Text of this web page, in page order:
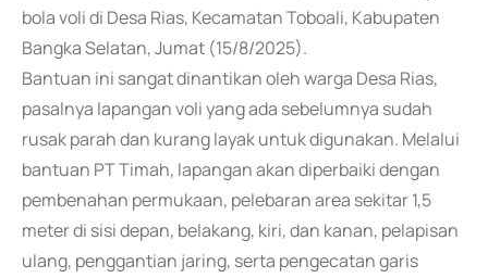
bola voli di Desa Rias, Kecamatan Toboali, Kabupaten
Bangka Selatan, Jumat (15/8/2025).
Bantuan ini sangat dinantikan oleh warga Desa Rias,
pasalnya lapangan voli yang ada sebelumnya sudah
rusak parah dan kurang layak untuk digunakan. Melalui
bantuan PT Timah, lapangan akan diperbaiki dengan
pembenahan permukaan, pelebaran area sekitar 1,5
meter di sisi depan, belakang, kiri, dan kanan, pelapisan
ulang, penggantian jaring, serta pengecatan garis